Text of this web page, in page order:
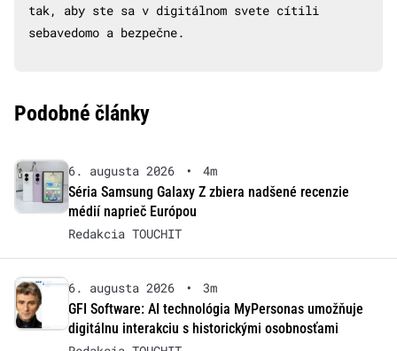
tak, aby ste sa v digitálnom svete cítili
sebavedomo a bezpečne.
Podobné články
6. augusta 2026 •
4m
Séria Samsung Galaxy Z zbiera nadšené recenzie
médií naprieč Európou
Redakcia TOUCHIT
6. augusta 2026 •
3m
GFI Software: AI technológia MyPersonas umožňuje
digitálnu interakciu s historickými osobnosťami